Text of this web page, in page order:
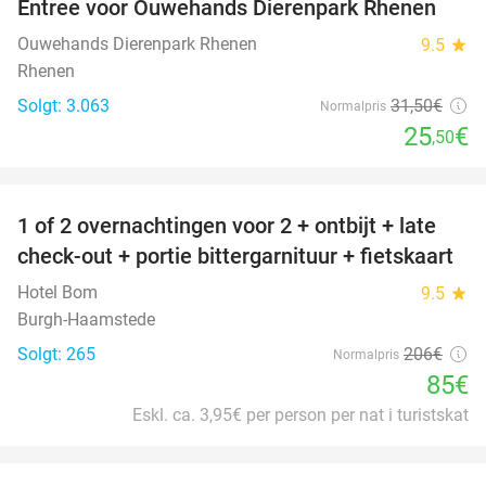
19%
Entree voor Ouwehands Dierenpark Rhenen
Ouwehands Dierenpark Rhenen 9.5 star
Rhenen
Solgt: 3.063
Normalpris 31,50€
25,50€
59%
1 of 2 overnachtingen voor 2 + ontbijt + late
check-out + portie bittergarnituur + fietskaart
Hotel Bom 9.5 star
Burgh-Haamstede
Solgt: 265
Normalpris 206€
85€
Eskl. ca. 3,95€ per person per nat i turistskat